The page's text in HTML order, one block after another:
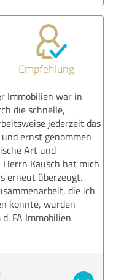
Empfehlung
Immobilien war in
die schnelle,
jederzeit das
ernst genommen
Art und
Kausch hat mich
erneut überzeugt.
die ich
konnte, wurden
FA Immobilien